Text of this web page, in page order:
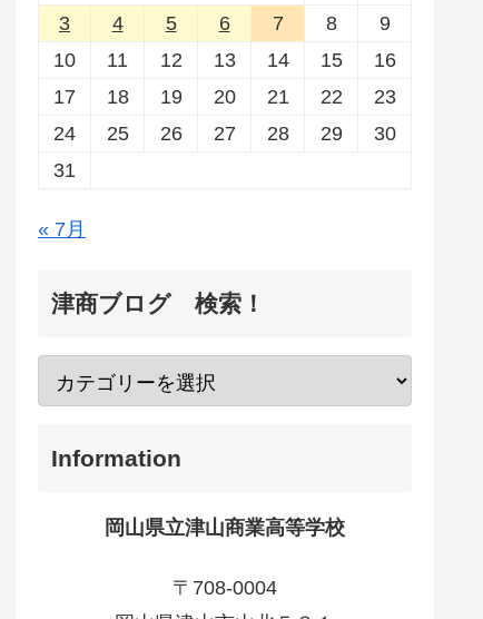
3
4 5 6 7 8
9
10
11 12 13 14 15
16
17
18 19 20 21 22
23
24
25 26 27 28 29
30
31
« 7月
津商ブログ 検索！
Information
岡山県立津山商業高等学校
〒708-0004